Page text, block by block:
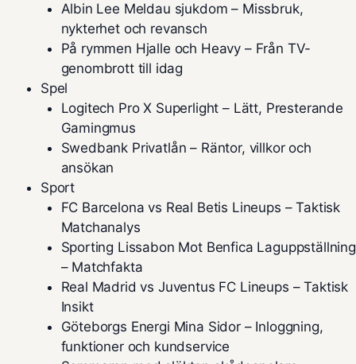
Albin Lee Meldau sjukdom – Missbruk,
nykterhet och revansch
På rymmen Hjalle och Heavy – Från TV-
genombrott till idag
Spel
Logitech Pro X Superlight – Lätt, Presterande
Gamingmus
Swedbank Privatlån – Räntor, villkor och
ansökan
Sport
FC Barcelona vs Real Betis Lineups – Taktisk
Matchanalys
Sporting Lissabon Mot Benfica Laguppställning
– Matchfakta
Real Madrid vs Juventus FC Lineups – Taktisk
Insikt
Göteborgs Energi Mina Sidor – Inloggning,
funktioner och kundservice